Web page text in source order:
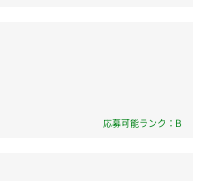
％です。（約15日）
応募可能ランク：B